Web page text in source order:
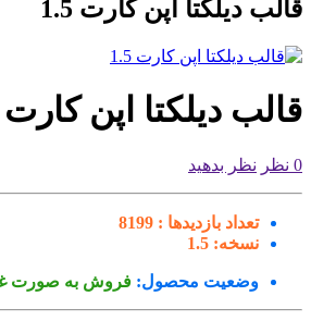
دیلکتا اپن کارت 1.5
دیلکتا اپن کارت 1.5
نظر بدهید
تعداد بازدیدها : 8199
نسخه: 1.5
وضعیت محصول:فروش به صورت